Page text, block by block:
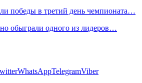
победы в третий день чемпионата…
обыграли одного из лидеров…
WhatsAppTelegramViber